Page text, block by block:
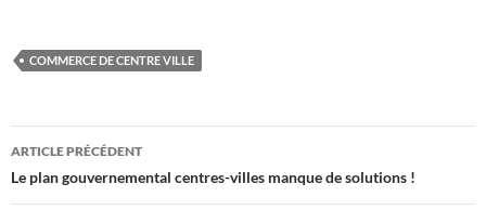
COMMERCE DE CENTRE VILLE
Navigation
des
articles
ARTICLE PRÉCÉDENT
Le plan gouvernemental centres-villes manque de solutions !